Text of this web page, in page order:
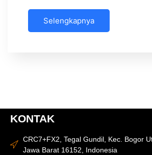
Selengkapnya
KONTAK
CRC7+FX2, Tegal Gundil, Kec. Bogor
Jawa Barat 16152, Indonesia